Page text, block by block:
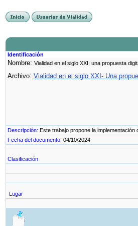
Identificación
Nombre: Vialidad en el siglo XXI: una propuesta
Archivo: Vialidad en el siglo XXI- Una
Descripción: Este trabajo propone la
Fecha del documento: 04/10/2024
Clasificación
Lugar